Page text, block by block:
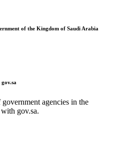
of the Kingdom of Saudi Arabia
gov.sa
agencies in the
gov.sa.